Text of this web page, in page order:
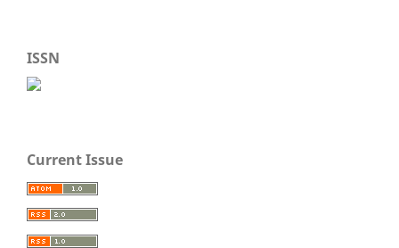
ISSN
Current Issue